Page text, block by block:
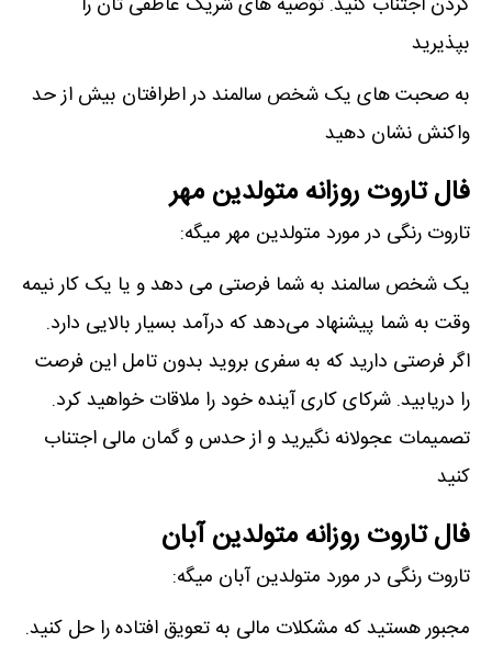
بپذیرید
به صحبت های یک شخص سالمند در اطرافتان بیش از حد
واکنش نشان دهید
فال تاروت روزانه متولدین مهر
تاروت رنگی در مورد متولدین مهر میگه:
یک شخص سالمند به شما فرصتی می دهد و یا یک کار نیمه
وقت به شما پیشنهاد می‌دهد که درآمد بسیار بالایی دارد.
اگر فرصتی دارید که به سفری بروید بدون تامل این فرصت
را دریابید. شرکای کاری آینده خود را ملاقات خواهید کرد.
تصمیمات عجولانه نگیرید و از حدس و گمان مالی اجتناب
کنید
فال تاروت روزانه متولدین آبان
تاروت رنگی در مورد متولدین آبان میگه:
مجبور هستید که مشکلات مالی به تعویق افتاده را حل کنید.